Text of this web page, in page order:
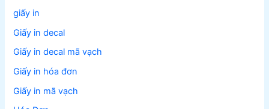
giấy in
Giấy in decal
Giấy in decal mã vạch
Giấy in hóa đơn
Giấy in mã vạch